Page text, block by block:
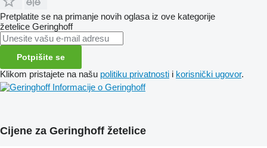
Pretplatite se na primanje novih oglasa iz ove kategorije
žetelice Geringhoff
Potpišite se
Klikom pristajete na našu politiku privatnosti i korisnički ugovor.
Informacije o Geringhoff
Cijene za Geringhoff žetelice